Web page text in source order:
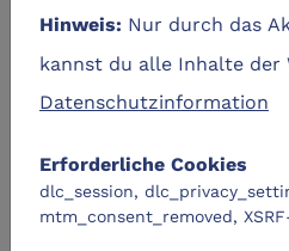
Hinweis: Nur durch das
kannst du alle Inhalte der
Datenschutzinformation
Erforderliche Cookies
dlc_session,
mtm_consent_removed,